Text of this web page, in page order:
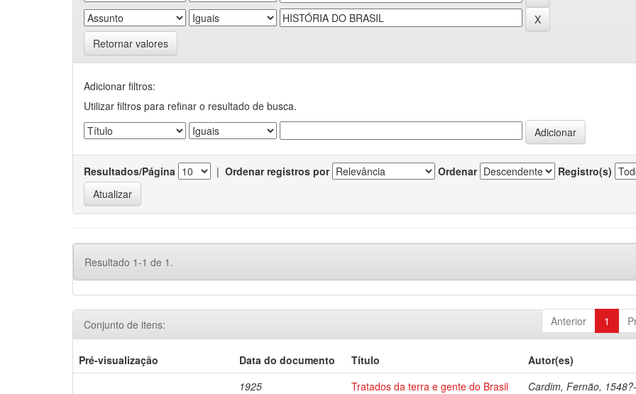
Retornar valores
Adicionar filtros:
Utilizar filtros para refinar o resultado de busca.
Resultados/Página | Ordenar registros por Ordenar Registro(s)
Resultado 1-1 de 1.
Anterior 1
Conjunto de itens:
Pré-visualização Data do documento Título
Autor(es)
1925
Tratados da terra e gente do Brasil Cardim, Fernão,